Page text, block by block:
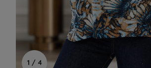
1 / 4